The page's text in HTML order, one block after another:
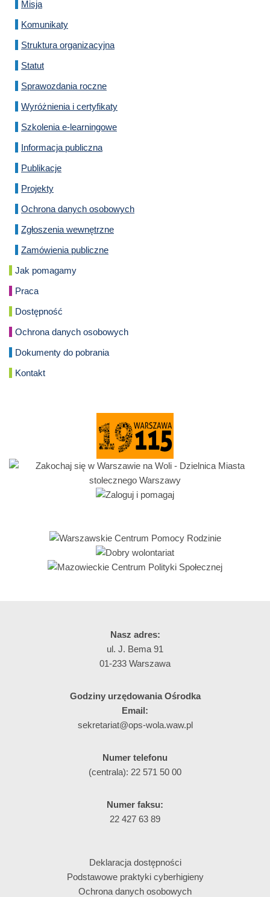
Misja
Komunikaty
Struktura organizacyjna
Statut
Sprawozdania roczne
Wyróżnienia i certyfikaty
Szkolenia e-learningowe
Informacja publiczna
Publikacje
Projekty
Ochrona danych osobowych
Zgłoszenia wewnętrzne
Zamówienia publiczne
Jak pomagamy
Praca
Dostępność
Ochrona danych osobowych
Dokumenty do pobrania
Kontakt
Nasz adres:
ul. J. Bema 91
01-233 Warszawa
Godziny urzędowania Ośrodka
Email:
sekretariat@ops-wola.waw.pl
Numer telefonu
(centrala): 22 571 50 00
Numer faksu:
22 427 63 89
Deklaracja dostępności
Podstawowe praktyki cyberhigieny
Ochrona danych osobowych